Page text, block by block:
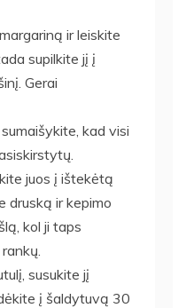
ir leiskite
supilkite jį į
Gerai
kad visi
juos į ištekėtą
druską ir kepimo
kol ji taps
susukite jį
į šaldytuvą 30